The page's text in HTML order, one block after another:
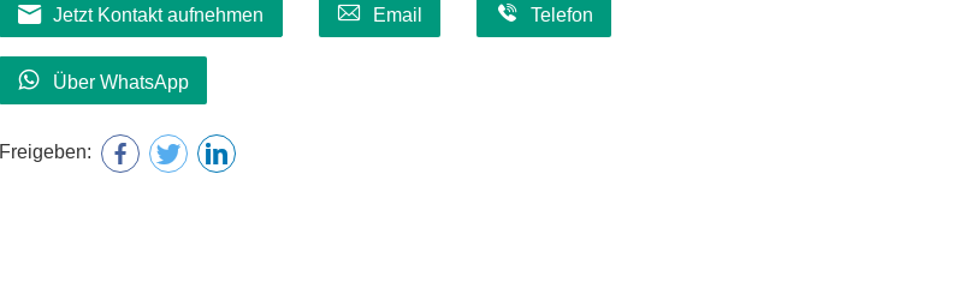
Jetzt Kontakt aufnehmen Email Telefon
Über WhatsApp
Freigeben: